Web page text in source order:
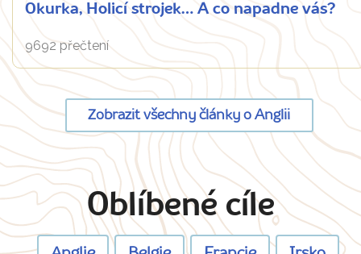
Okurka, Holicí strojek… A co napadne vás?
9692 přečtení
Zobrazit všechny články o Anglii
Oblíbené cíle